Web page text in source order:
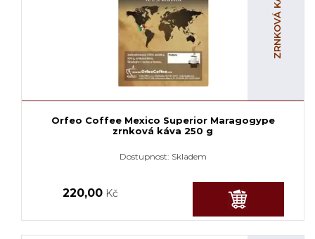
Orfeo Coffee Mexico Superior Maragogype
zrnková káva 250 g
Dostupnost: Skladem
220,00 Kč